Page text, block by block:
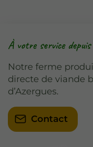
À votre service
Notre ferme
directe de viande
d’Azergues.
Contact